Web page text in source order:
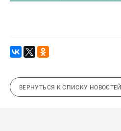
ВЕРНУТЬСЯ К СПИСКУ НОВОСТЕЙ